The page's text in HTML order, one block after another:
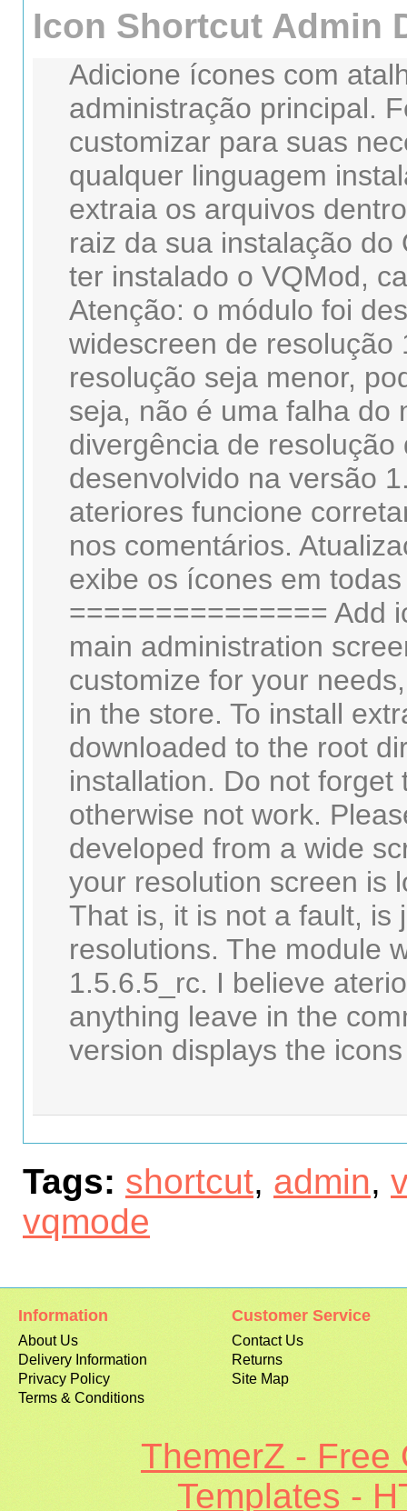
Icon Shortcut Admin
Adicione ícones com
administração principal.
customizar para suas
qualquer linguagem
extraia os arquivos
raiz da sua instalação
ter instalado o VQMod,
Atenção: o módulo foi
widescreen de
resolução seja menor,
seja, não é uma falha do
divergência de
desenvolvido na versão
ateriores funcione
nos comentários.
exibe os ícones em
=============== Add
main administration
customize for your
in the store. To install
downloaded to the root
installation. Do not
otherwise not work.
developed from a wide
your resolution screen is
That is, it is not a fault, is
resolutions. The module
1.5.6.5_rc. I believe
anything leave in the
version displays the
Tags: shortcut, admin,
vqmode
Information
About Us
Delivery Information
Privacy Policy
Terms & Conditions
Customer Service
Contact Us
Returns
Site Map
ThemerZ - Free
Templates -